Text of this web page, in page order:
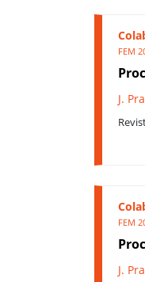
FEM
J.
FEM
J.